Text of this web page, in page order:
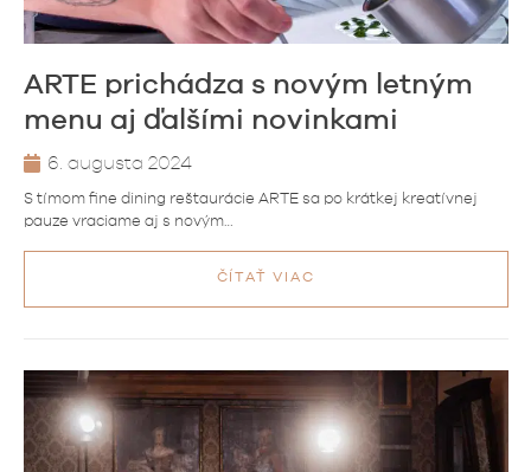
ARTE prichádza s novým letným
menu aj ďalšími novinkami
6. augusta 2024
S tímom fine dining reštaurácie ARTE sa po krátkej kreatívnej
pauze vraciame aj s novým…
ČÍTAŤ VIAC